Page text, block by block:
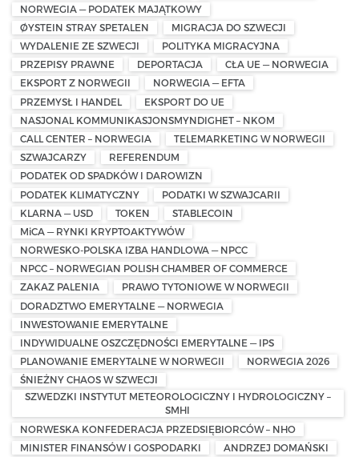
NORWEGIA — PODATEK MAJĄTKOWY
ØYSTEIN STRAY SPETALEN
MIGRACJA DO SZWECJI
WYDALENIE ZE SZWECJI
POLITYKA MIGRACYJNA
PRZEPISY PRAWNE
DEPORTACJA
CŁA UE — NORWEGIA
EKSPORT Z NORWEGII
NORWEGIA — EFTA
PRZEMYSŁ I HANDEL
EKSPORT DO UE
NASJONAL KOMMUNIKASJONSMYNDIGHET – NKOM
CALL CENTER – NORWEGIA
TELEMARKETING W NORWEGII
SZWAJCARZY
REFERENDUM
PODATEK OD SPADKÓW I DAROWIZN
PODATEK KLIMATYCZNY
PODATKI W SZWAJCARII
KLARNA — USD
TOKEN
STABLECOIN
MiCA — RYNKI KRYPTOAKTYWÓW
NORWESKO-POLSKA IZBA HANDLOWA — NPCC
NPCC – NORWEGIAN POLISH CHAMBER OF COMMERCE
ZAKAZ PALENIA
PRAWO TYTONIOWE W NORWEGII
DORADZTWO EMERYTALNE — NORWEGIA
INWESTOWANIE EMERYTALNE
INDYWIDUALNE OSZCZĘDNOŚCI EMERYTALNE — IPS
PLANOWANIE EMERYTALNE W NORWEGII
NORWEGIA 2026
ŚNIEŻNY CHAOS W SZWECJI
SZWEDZKI INSTYTUT METEOROLOGICZNY I HYDROLOGICZNY –
SMHI
NORWESKA KONFEDERACJA PRZEDSIĘBIORCÓW – NHO
MINISTER FINANSÓW I GOSPODARKI
ANDRZEJ DOMAŃSKI